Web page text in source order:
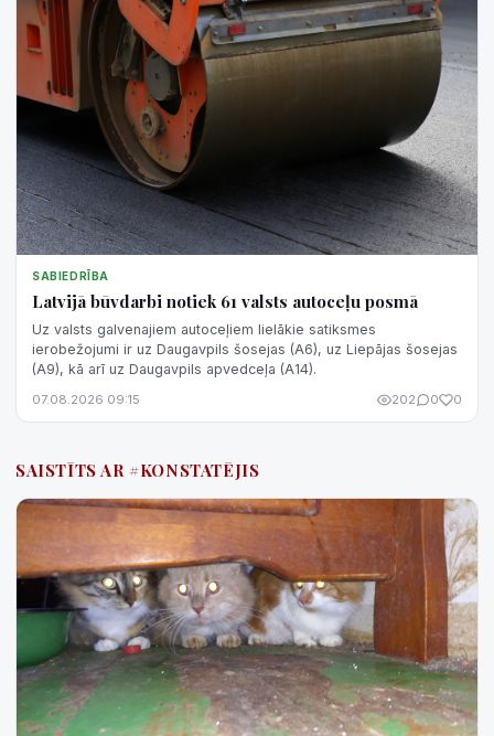
SABIEDRĪBA
Latvijā būvdarbi notiek 61 valsts autoceļu posmā
Uz valsts galvenajiem autoceļiem lielākie satiksmes
ierobežojumi ir uz Daugavpils šosejas (A6), uz Liepājas šosejas
(A9), kā arī uz Daugavpils apvedceļa (A14).
07.08.2026 09:15 202 0 0
SAISTĪTS AR #KONSTATĒJIS